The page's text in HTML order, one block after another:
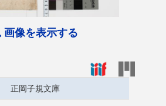
画像を表示する
正岡子規文庫